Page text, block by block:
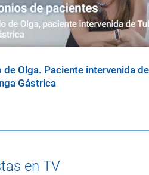
de Olga. Paciente intervenida de
Gástrica
en TV